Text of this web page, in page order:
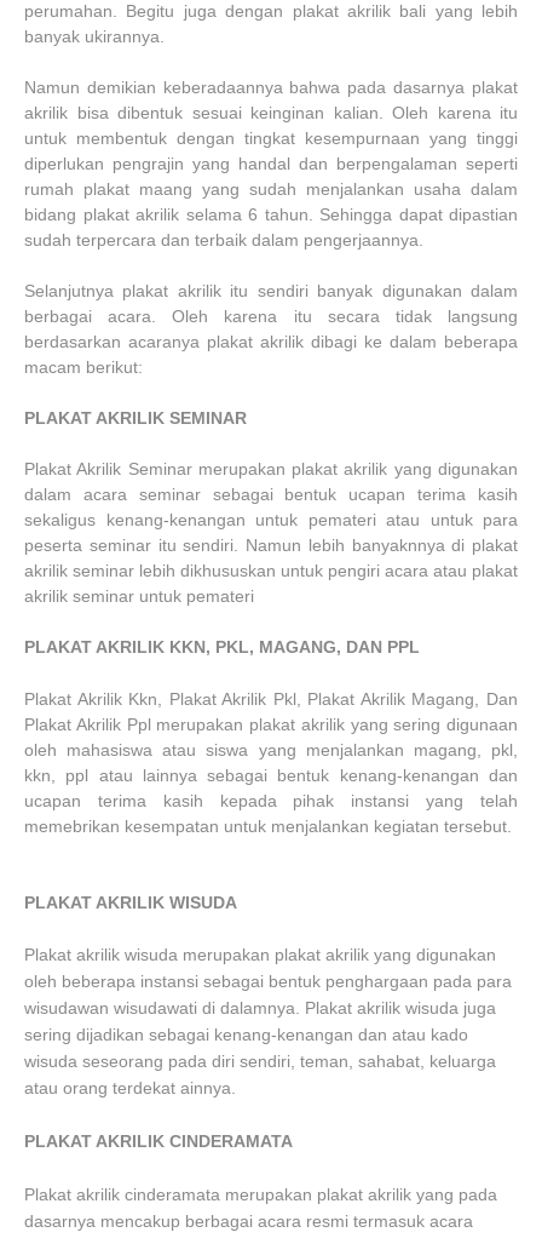
perumahan. Begitu juga dengan plakat akrilik bali yang lebih
banyak ukirannya.
Namun demikian keberadaannya bahwa pada dasarnya plakat
akrilik bisa dibentuk sesuai keinginan kalian. Oleh karena itu
untuk membentuk dengan tingkat kesempurnaan yang tinggi
diperlukan pengrajin yang handal dan berpengalaman seperti
rumah plakat maang yang sudah menjalankan usaha dalam
bidang plakat akrilik selama 6 tahun. Sehingga dapat dipastian
sudah terpercara dan terbaik dalam pengerjaannya.
Selanjutnya plakat akrilik itu sendiri banyak digunakan dalam
berbagai acara. Oleh karena itu secara tidak langsung
berdasarkan acaranya plakat akrilik dibagi ke dalam beberapa
macam berikut:
PLAKAT AKRILIK SEMINAR
Plakat Akrilik Seminar merupakan plakat akrilik yang digunakan
dalam acara seminar sebagai bentuk ucapan terima kasih
sekaligus kenang-kenangan untuk pemateri atau untuk para
peserta seminar itu sendiri. Namun lebih banyaknnya di plakat
akrilik seminar lebih dikhususkan untuk pengiri acara atau plakat
akrilik seminar untuk pemateri
PLAKAT AKRILIK KKN, PKL, MAGANG, DAN PPL
Plakat Akrilik Kkn, Plakat Akrilik Pkl, Plakat Akrilik Magang, Dan
Plakat Akrilik Ppl merupakan plakat akrilik yang sering digunaan
oleh mahasiswa atau siswa yang menjalankan magang, pkl,
kkn, ppl atau lainnya sebagai bentuk kenang-kenangan dan
ucapan terima kasih kepada pihak instansi yang telah
memebrikan kesempatan untuk menjalankan kegiatan tersebut.
PLAKAT AKRILIK WISUDA
Plakat akrilik wisuda merupakan plakat akrilik yang digunakan
oleh beberapa instansi sebagai bentuk penghargaan pada para
wisudawan wisudawati di dalamnya. Plakat akrilik wisuda juga
sering dijadikan sebagai kenang-kenangan dan atau kado
wisuda seseorang pada diri sendiri, teman, sahabat, keluarga
atau orang terdekat ainnya.
PLAKAT AKRILIK CINDERAMATA
Plakat akrilik cinderamata merupakan plakat akrilik yang pada
dasarnya mencakup berbagai acara resmi termasuk acara